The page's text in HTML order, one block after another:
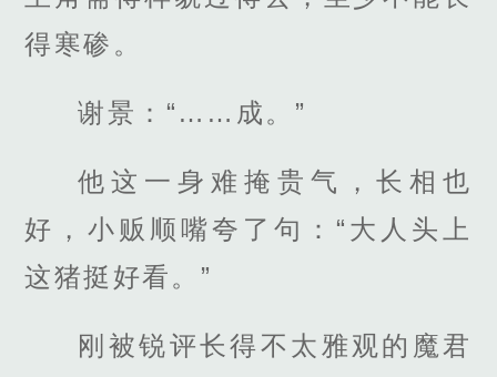
得寒碜。
谢景：“……成。”
他这一身难掩贵气，长相也
好，小贩顺嘴夸了句：“大人头上
这猪挺好看。”
刚被锐评长得不太雅观的魔君